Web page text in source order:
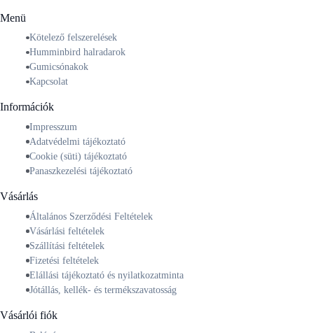
Menü
Kötelező felszerelések
Humminbird halradarok
Gumicsónakok
Kapcsolat
Információk
Impresszum
Adatvédelmi tájékoztató
Cookie (süti) tájékoztató
Panaszkezelési tájékoztató
Vásárlás
Általános Szerződési Feltételek
Vásárlási feltételek
Szállítási feltételek
Fizetési feltételek
Elállási tájékoztató és nyilatkozatminta
Jótállás, kellék- és termékszavatosság
Vásárlói fiók